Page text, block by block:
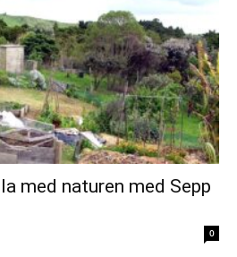
med naturen med Sepp
0